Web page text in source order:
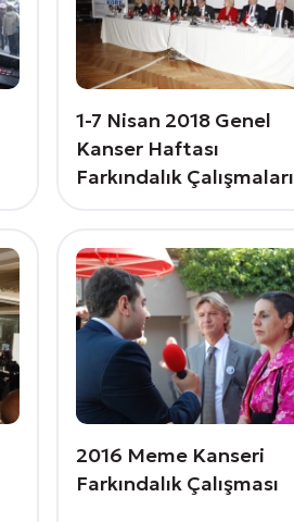
1-7 Nisan 2018 Genel
Kanser Haftası
Farkındalık Çalışmaları
2016 Meme Kanseri
Farkındalık Çalışması